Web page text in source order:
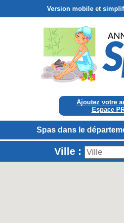
Version mobile et
Ajoutez votre
Espace
Spas dans le
Ville :